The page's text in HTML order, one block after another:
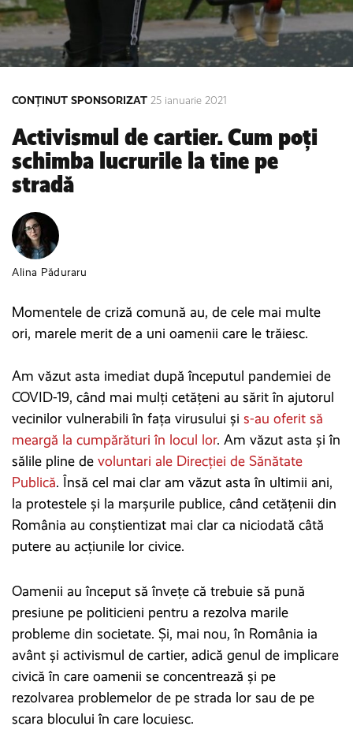
CONȚINUT SPONSORIZAT 25 ianuarie 2021
Activismul de cartier. Cum poți
schimba lucrurile la tine pe
stradă
Alina Păduraru
Momentele de criză comună au, de cele mai multe
ori, marele merit de a uni oamenii care le trăiesc.
Am văzut asta imediat după începutul pandemiei de
COVID-19, când mai mulți cetățeni au sărit în ajutorul
vecinilor vulnerabili în fața virusului și s-au oferit să
meargă la cumpărături în locul lor. Am văzut asta și în
sălile pline de voluntari ale Direcției de Sănătate
Publică. Însă cel mai clar am văzut asta în ultimii ani,
la protestele și la marșurile publice, când cetățenii din
România au conștientizat mai clar ca niciodată câtă
putere au acțiunile lor civice.
Oamenii au început să învețe că trebuie să pună
presiune pe politicieni pentru a rezolva marile
probleme din societate. Și, mai nou, în România ia
avânt și activismul de cartier, adică genul de implicare
civică în care oamenii se concentrează și pe
rezolvarea problemelor de pe strada lor sau de pe
scara blocului în care locuiesc.